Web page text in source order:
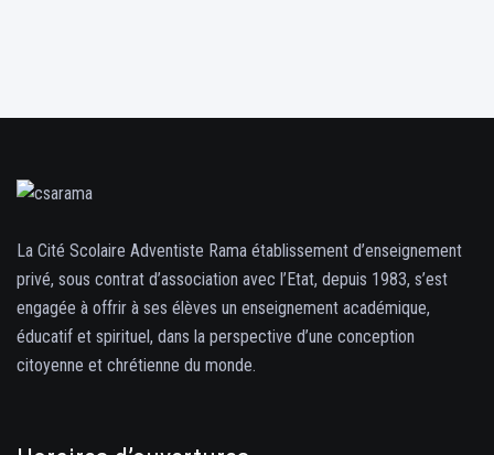
La Cité Scolaire Adventiste Rama établissement d’enseignement
privé, sous contrat d’association avec l’Etat, depuis 1983, s’est
engagée à offrir à ses élèves un enseignement académique,
éducatif et spirituel, dans la perspective d’une conception
citoyenne et chrétienne du monde.